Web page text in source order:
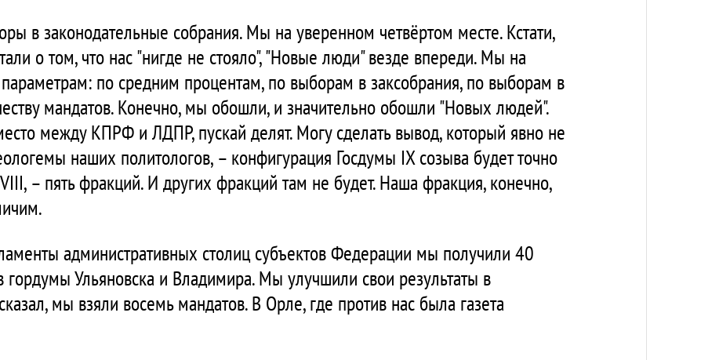
в законодательные собрания. Мы на уверенном четвёртом месте. Кстати,
о том, что нас "нигде не стояло", "Новые люди" везде впереди. Мы на
по средним процентам, по выборам в заксобрания, по выборам в
мандатов. Конечно, мы обошли, и значительно обошли "Новых людей".
между КПРФ и ЛДПР, пускай делят. Могу сделать вывод, который явно не
наших политологов, – конфигурация Госдумы IX созыва будет точно
– пять фракций. И других фракций там не будет. Наша фракция, конечно,
административных столиц субъектов Федерации мы получили 40
Ульяновска и Владимира. Мы улучшили свои результаты в
мы взяли восемь мандатов. В Орле, где против нас была газета